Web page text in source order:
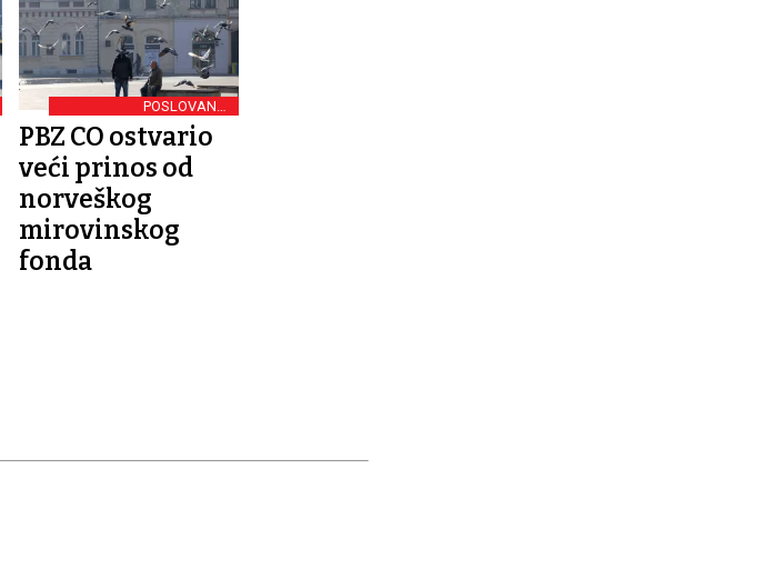
POSLOVANJE
MIROVINSKIH FONDOVA
PBZ CO ostvario
veći prinos od
norveškog
mirovinskog
fonda